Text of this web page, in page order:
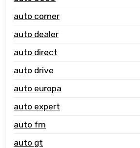
auto corner
auto dealer
auto direct
auto drive
auto europa
auto expert
auto fm
auto gt